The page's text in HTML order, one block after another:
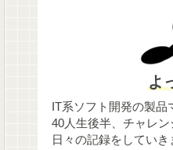
よ
IT系ソフト開発の製品
40人生後半、チャレン
日々の記録をしていき